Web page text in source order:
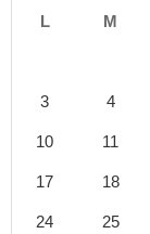
L M
3 4
10 11
17 18
24 25